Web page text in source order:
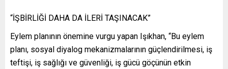
“İŞBİRLİĞİ DAHA DA İLERİ TAŞINACAK”
Eylem planının önemine vurgu yapan Işıkhan, “Bu eylem
planı, sosyal diyalog mekanizmalarının güçlendirilmesi, iş
teftişi, iş sağlığı ve güvenliği, iş gücü göçünün etkin